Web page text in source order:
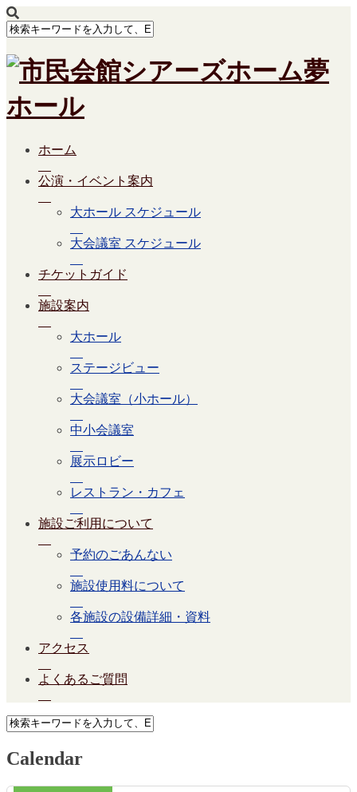
ホーム
公演・イベント案内
大ホール スケジュール
大会議室 スケジュール
チケットガイド
施設案内
大ホール
ステージビュー
大会議室（小ホール）
中小会議室
展示ロビー
レストラン・カフェ
施設ご利用について
予約のごあんない
施設使用料について
各施設の設備詳細・資料
アクセス
よくあるご質問
Calendar